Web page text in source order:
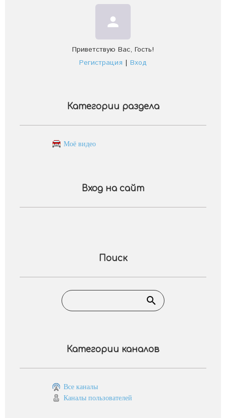
person
Приветствую Вас, Гость!
Регистрация | Вход
Категории раздела
Моё видео
Вход на сайт
Поиск
Категории каналов
Все каналы
Каналы пользователей